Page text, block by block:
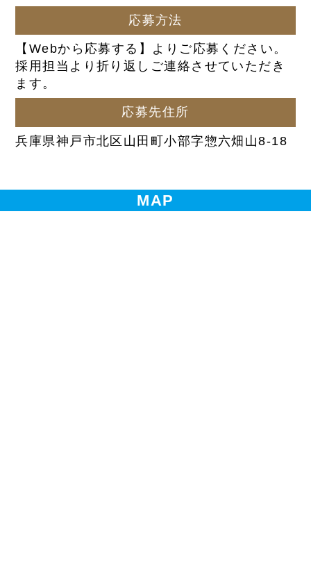
応募方法
【Webから応募する】よりご応募ください。
採用担当より折り返しご連絡させていただき
ます。
応募先住所
兵庫県神戸市北区山田町小部字惣六畑山8-18
MAP